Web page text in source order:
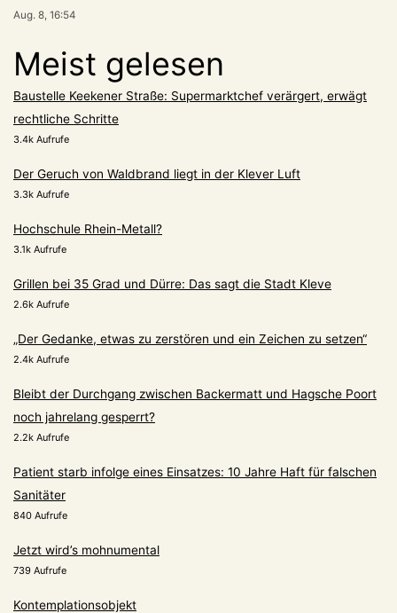
Aug. 8, 16:54
Meist gelesen
Baustelle Keekener Straße: Supermarktchef verärgert, erwägt
rechtliche Schritte
3.4k Aufrufe
Der Geruch von Waldbrand liegt in der Klever Luft
3.3k Aufrufe
Hochschule Rhein-Metall?
3.1k Aufrufe
Grillen bei 35 Grad und Dürre: Das sagt die Stadt Kleve
2.6k Aufrufe
„Der Gedanke, etwas zu zerstören und ein Zeichen zu setzen“
2.4k Aufrufe
Bleibt der Durchgang zwischen Backermatt und Hagsche Poort
noch jahrelang gesperrt?
2.2k Aufrufe
Patient starb infolge eines Einsatzes: 10 Jahre Haft für falschen
Sanitäter
840 Aufrufe
Jetzt wird’s mohnumental
739 Aufrufe
Kontemplationsobjekt